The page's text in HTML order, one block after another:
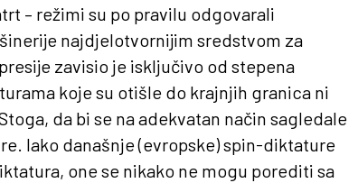
– režimi su po pravilu odgovarali
najdjelotvornijim sredstvom za
zavisio je isključivo od stepena
koje su otišle do krajnjih granica ni
da bi se na adekvatan način sagledale
Iako današnje (evropske) spin-diktature
one se nikako ne mogu porediti sa